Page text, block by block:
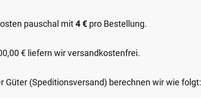
pauschal mit4 € pro Bestellung.
€ liefern wir versandkostenfrei.
Güter (Speditionsversand) berechnen wir wie folgt: